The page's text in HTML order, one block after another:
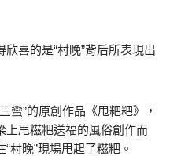
喜的是“村晚”背后所表現出
蠻”的原創作品《甩粑粑》，
上甩糍粑送福的風俗創作而
村晚”現場甩起了糍粑。